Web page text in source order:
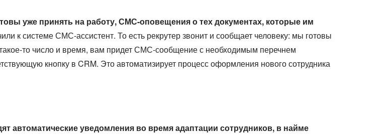
уже принять на работу, СМС-оповещения о тех документах, которые им
к системе СМС-ассистент. То есть рекрутер звонит и сообщает человеку: мы готовы
то число и время, вам придет СМС-сообщение с необходимым перечнем
кнопку в CRM. Это автоматизирует процесс оформления нового сотрудника
автоматические уведомления во время адаптации сотрудников, в найме